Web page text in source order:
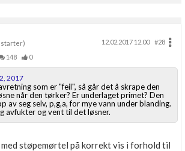
12.02.2017 12.00
#28
148
0
2017
som er "feil", så går det å skrape den
når den tørker? Er underlaget primet? Den
av seg selv, p,g,a, for mye vann under blanding.
avfukter og vent til det løsner.
støpemørtel på korrekt vis i forhold til